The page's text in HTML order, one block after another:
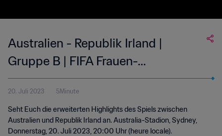
Australien - Republik Irland |
Gruppe B | FIFA Frauen-
Weltmeisterschaft Australien &
Neuseeland 2023™ | Erweiterte
Highlights
20. Juli 2023 5Minute
Seht Euch die erweiterten Highlights des Spiels zwischen
Australien und Republik Irland an. Australia-Stadion, Sydney,
Donnerstag, 20. Juli 2023, 20:00 Uhr (heure locale).